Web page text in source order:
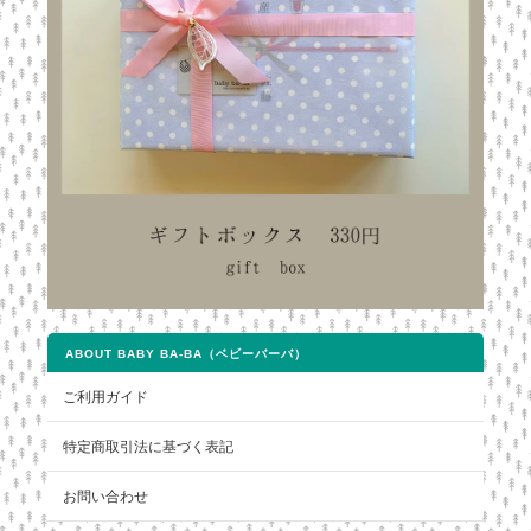
ABOUT BABY BA-BA（ベビーバーバ）
ご利用ガイド
特定商取引法に基づく表記
お問い合わせ